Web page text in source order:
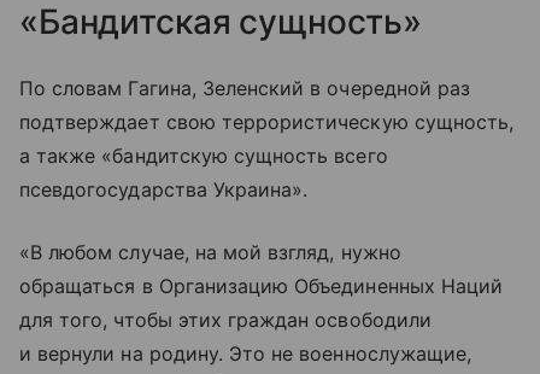
«Бандитская сущность»
По словам Гагина, Зеленский в очередной раз
подтверждает свою террористическую сущность,
а также «бандитскую сущность всего
псевдогосударства Украина».
«В любом случае, на мой взгляд, нужно
обращаться в Организацию Объединенных Наций
для того, чтобы этих граждан освободили
и вернули на родину. Это не военнослужащие,